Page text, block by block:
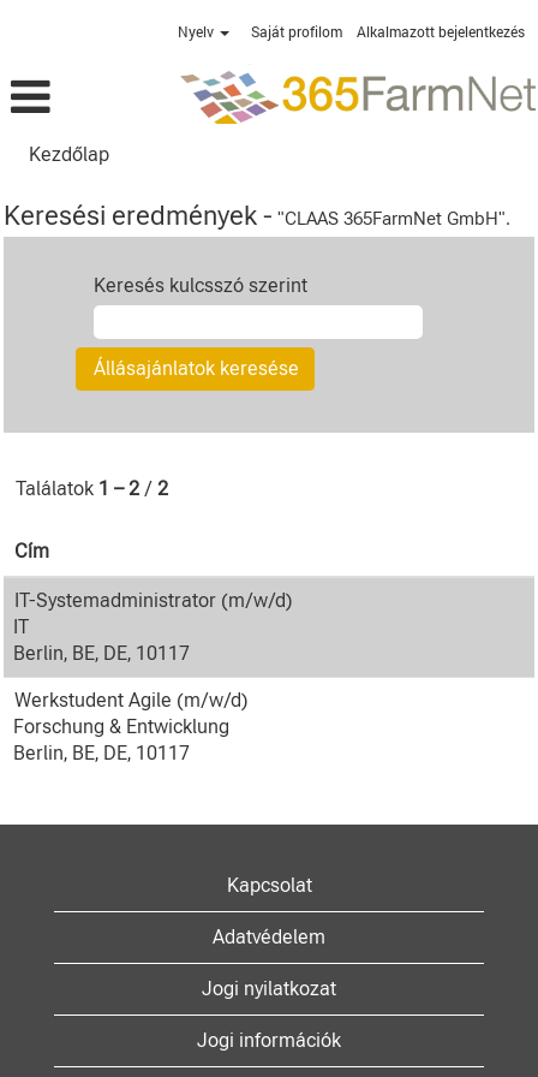
Nyelv Saját profilom Alkalmazott bejelentkezés
Kezdőlap
Keresési eredmények - "CLAAS 365FarmNet GmbH".
Keresés kulcsszó szerint
Találatok 1 – 2 / 2
Cím
IT-Systemadministrator (m/w/d)
IT
Berlin, BE, DE, 10117
Werkstudent Agile (m/w/d)
Forschung & Entwicklung
Berlin, BE, DE, 10117
Kapcsolat
Adatvédelem
Jogi nyilatkozat
Jogi információk